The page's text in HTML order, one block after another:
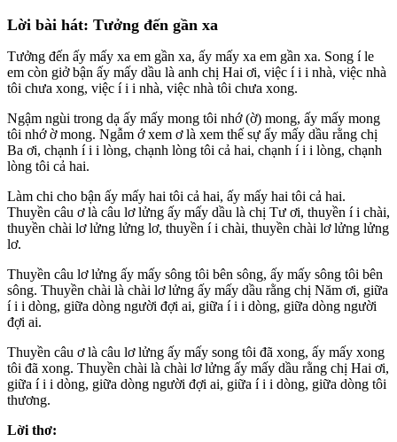
Lời bài hát: Tưởng đến gần xa
Tưởng đến ấy mấy xa em gần xa, ấy mấy xa em gần xa. Song í le
em còn giở bận ấy mấy dầu là anh chị Hai ơi, việc í i i nhà, việc nhà
tôi chưa xong, việc í i i nhà, việc nhà tôi chưa xong.
Ngậm ngùi trong dạ ấy mấy mong tôi nhớ (ờ) mong, ấy mấy mong
tôi nhớ ờ mong. Ngẫm ớ xem ơ là xem thế sự ấy mấy dầu rằng chị
Ba ơi, chạnh í i i lòng, chạnh lòng tôi cả hai, chạnh í i i lòng, chạnh
lòng tôi cả hai.
Làm chi cho bận ấy mấy hai tôi cả hai, ấy mấy hai tôi cả hai.
Thuyền câu ơ là câu lơ lửng ấy mấy dầu là chị Tư ơi, thuyền í i chài,
thuyền chài lơ lửng lửng lơ, thuyền í i chài, thuyền chài lơ lửng lửng
lơ.
Thuyền câu lơ lửng ấy mấy sông tôi bên sông, ấy mấy sông tôi bên
sông. Thuyền chài là chài lơ lửng ấy mấy dầu rằng chị Năm ơi, giữa
í i i dòng, giữa dòng người đợi ai, giữa í i i dòng, giữa dòng người
đợi ai.
Thuyền câu ơ là câu lơ lửng ấy mấy song tôi đã xong, ấy mấy xong
tôi đã xong. Thuyền chài là chài lơ lửng ấy mấy dầu rằng chị Hai ơi,
giữa í i i dòng, giữa dòng người đợi ai, giữa í i i dòng, giữa dòng tôi
thương.
Lời thơ: